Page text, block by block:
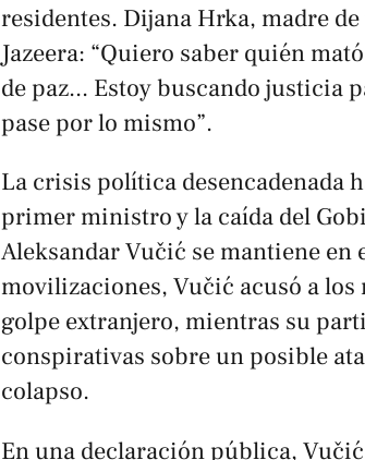
residentes. Dijana Hrka, madre
Jazeera: “Quiero saber quién
de paz... Estoy buscando justicia
pase por lo mismo”.
La crisis política desencadenada
primer ministro y la caída del
Aleksandar Vučić se mantiene en
movilizaciones, Vučić acusó a
golpe extranjero, mientras su
conspirativas sobre un posible
colapso.
En una declaración pública,